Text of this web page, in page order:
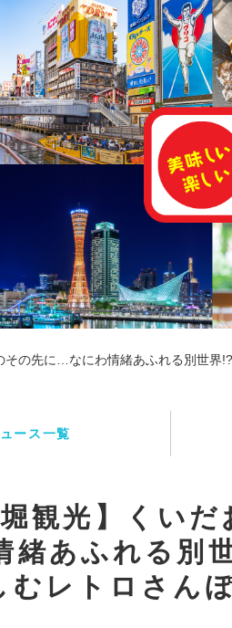
その先に…なにわ情緒あふれる別世界
ース一覧
観光】くいだ
緒あふれる別
むレトロさん